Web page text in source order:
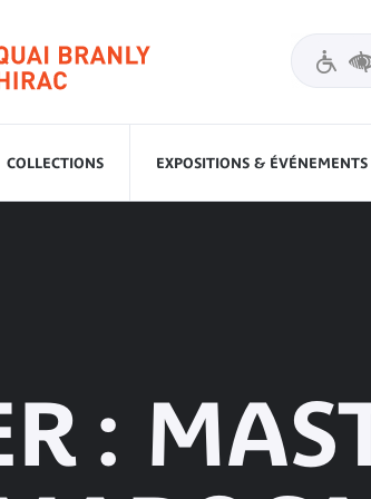
COLLECTIONS EXPOSITIONS & ÉVÉNEMENTS
: